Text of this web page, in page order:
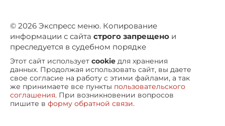
© 2026 Экспресс меню. Копирование
информации с сайта строго запрещено и
преследуется в судебном порядке
Этот сайт использует cookie для хранения
данных. Продолжая использовать сайт, вы даете
свое согласие на работу с этими файлами, а так
же принимаете все пункты пользовательского
соглашения. При возникновении вопросов
пишите в форму обратной связи.